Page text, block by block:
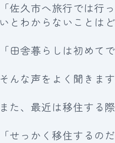
「佐久市へ旅行では行
いとわからないことは
「田舎暮らしは初めて
そんな声をよく聞きます
また、最近は移住する
「せっかく移住するの